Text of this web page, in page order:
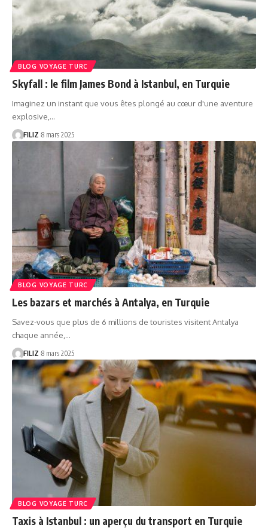
BLOG VOYAGE TURC
Skyfall : le film James Bond à Istanbul, en Turquie
Imaginez un instant que vous êtes plongé au cœur d'une aventure
explosive,…
FILIZ 8 mars 2025
BLOG VOYAGE TURC
Les bazars et marchés à Antalya, en Turquie
Savez-vous que plus de 6 millions de touristes visitent Antalya
chaque année,…
FILIZ 8 mars 2025
BLOG VOYAGE TURC
Taxis à Istanbul : un aperçu du transport en Turquie